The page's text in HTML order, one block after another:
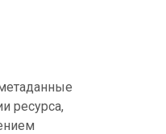
ресурса,